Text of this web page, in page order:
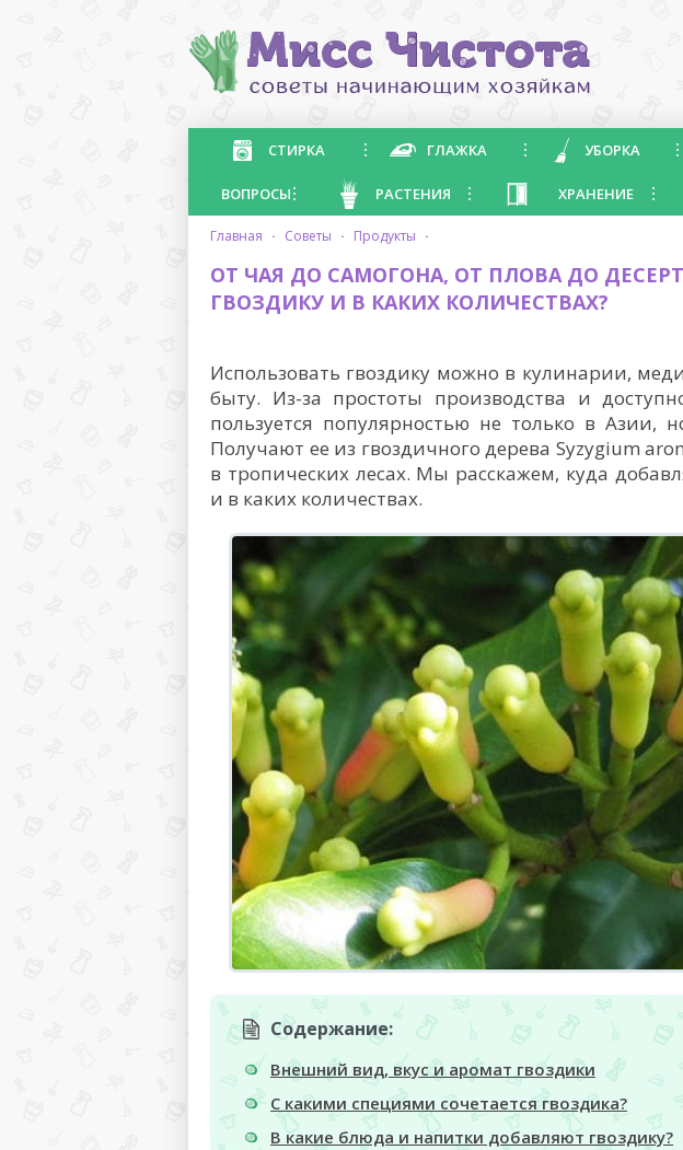
СТИРКА ГЛАЖКА УБОРКА
ВОПРОСЫ РАСТЕНИЯ ХРАНЕНИЕ
главная · советы · продукты ·
ОТ ЧАЯ ДО САМОГОНА, ОТ ПЛОВА ДО
ГВОЗДИКУ И В КАКИХ КОЛИЧЕСТВАХ?
Использовать гвоздику можно в кулинарии,
быту. Из-за простоты производства и
пользуется популярностью не только в Азии,
Получают ее из гвоздичного дерева Syzygium
в тропических лесах. Мы расскажем, куда
и в каких количествах.
Содержание:
Внешний вид, вкус и аромат гвоздики
С какими специями сочетается гвоздика?
В какие блюда и напитки добавляют гвоздику?